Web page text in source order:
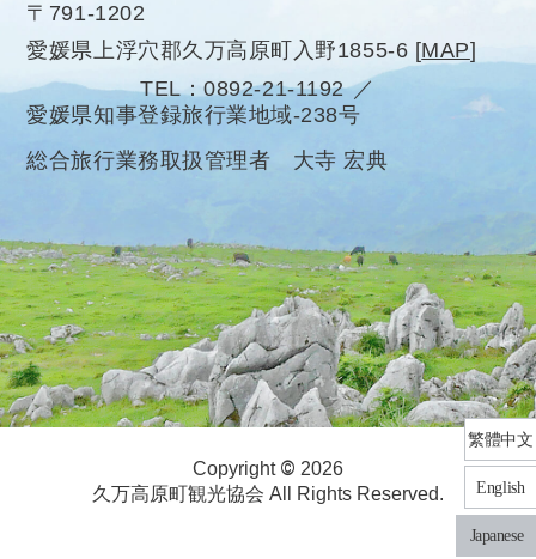
繁體中文
English
Japanese
〒791-1202
愛媛県上浮穴郡久万高原町入野1855-6 [MAP]
TEL
0892-21-1192
愛媛県知事登録旅行業地域-238号
総合旅行業務取扱管理者 大寺 宏典
Copyright © 2026
久万高原町観光協会 All Rights Reserved.